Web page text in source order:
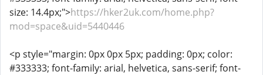
size: 14.4px;">https://hker2uk.com/home.php?
mod=space&uid=5440446
<p style="margin: 0px 0px 5px; padding: 0px; color:
#333333; font-family: arial, helvetica, sans-serif; font-